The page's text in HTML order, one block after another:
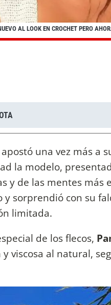
AL LOOK EN CROCHET PERO
una vez más a
la modelo,
y de las mentes más
y sorprendió con su
limitada.
de los flecos,
viscosa al natural,